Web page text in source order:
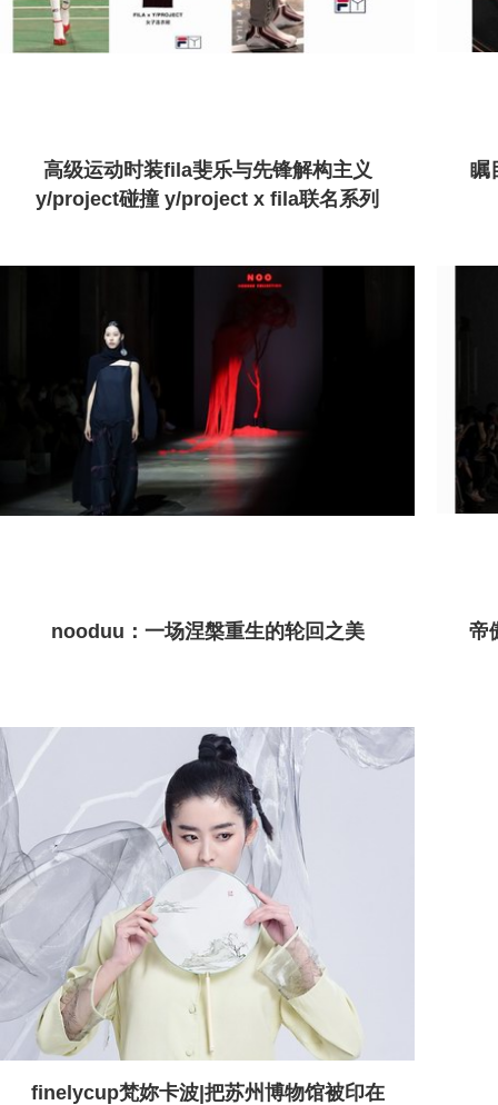
高级运动时装fila斐乐与先锋解构主义
y/project碰撞 y/project x fila联名系列
瞩
nooduu：一场涅槃重生的轮回之美 帝
finelycup梵妳卡波|把苏州博物馆被印在